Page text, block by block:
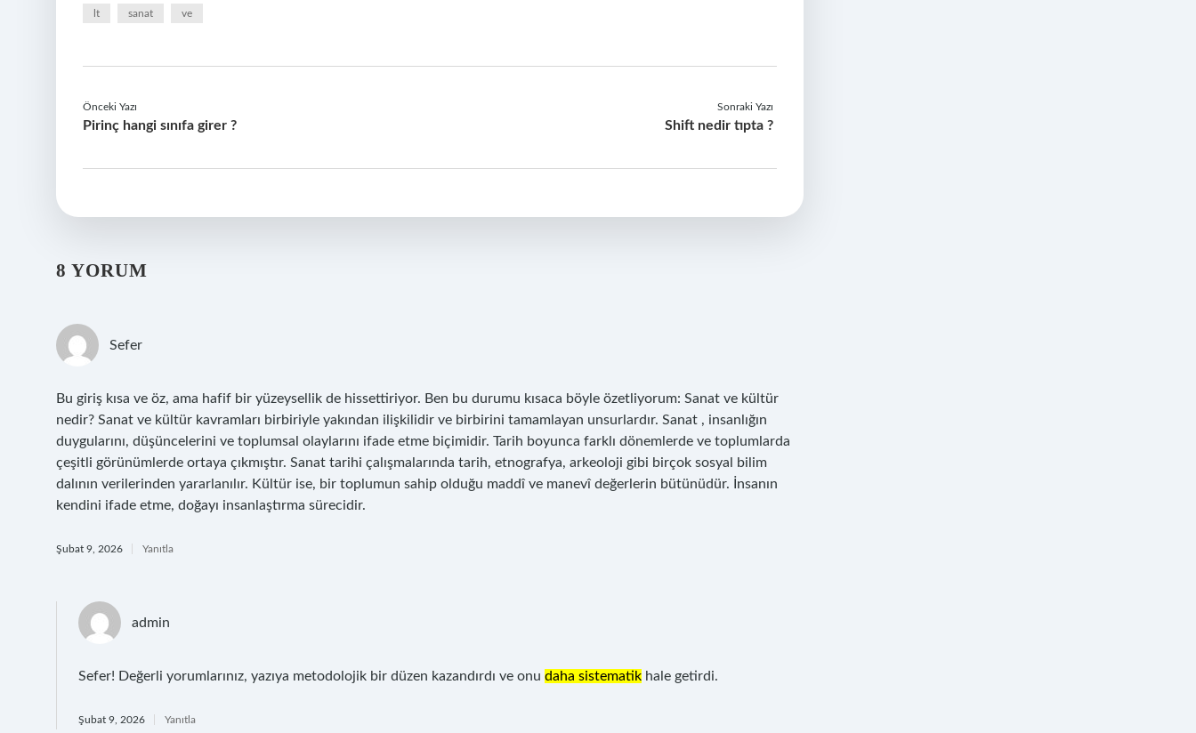
lt sanat ve
Önceki Yazı
Pirinç hangi sınıfa girer ?
Sonraki Yazı
Shift nedir tıpta ?
8 YORUM
Sefer
Bu giriş kısa ve öz, ama hafif bir yüzeysellik de hissettiriyor. Ben bu durumu kısaca böyle özetliyorum: Sanat ve kültür
nedir? Sanat ve kültür kavramları birbiriyle yakından ilişkilidir ve birbirini tamamlayan unsurlardır. Sanat , insanlığın
duygularını, düşüncelerini ve toplumsal olaylarını ifade etme biçimidir. Tarih boyunca farklı dönemlerde ve toplumlarda
çeşitli görünümlerde ortaya çıkmıştır. Sanat tarihi çalışmalarında tarih, etnografya, arkeoloji gibi birçok sosyal bilim
dalının verilerinden yararlanılır. Kültür ise, bir toplumun sahip olduğu maddî ve manevî değerlerin bütünüdür. İnsanın
kendini ifade etme, doğayı insanlaştırma sürecidir.
Şubat 9, 2026 Yanıtla
admin
Sefer! Değerli yorumlarınız, yazıya metodolojik bir düzen kazandırdı ve onu daha sistematik hale getirdi.
Şubat 9, 2026 Yanıtla